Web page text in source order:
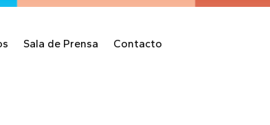
Sala de Prensa Contacto